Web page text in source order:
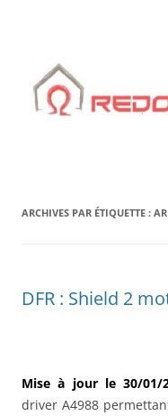
ARCHIVES PAR ÉTIQUETTE :
DFR : Shield 2
Mise à jour le 30/01/
driver A4988